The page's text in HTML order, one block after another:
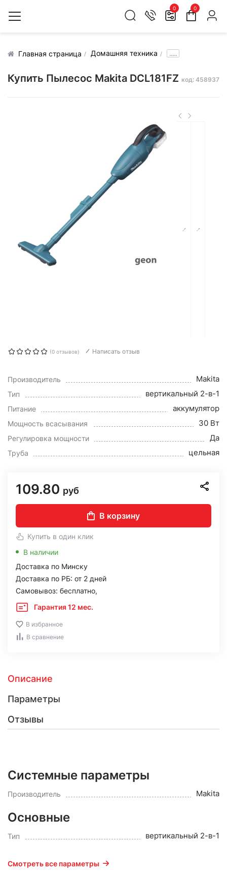
0 0
Главная страница Домашняя техника .....
Купить Пылесос Makita DCL181FZ код: 458937
(0 отзывов) Написать отзыв
Производитель Makita
Тип вертикальный 2-в-1
Питание аккумулятор
Мощность всасывания 30 Вт
Регулировка мощности Да
Труба цельная
109.80 руб
В корзину
Купить в один клик
В наличии
Доставка по Минску
Доставка по РБ: от 2 дней
Самовывоз: бесплатно,
Гарантия 12 мес.
В избранное
В сравнение
Описание
Параметры
Отзывы
Системные параметры
Производитель Makita
Основные
Тип вертикальный 2-в-1
Смотреть все параметры